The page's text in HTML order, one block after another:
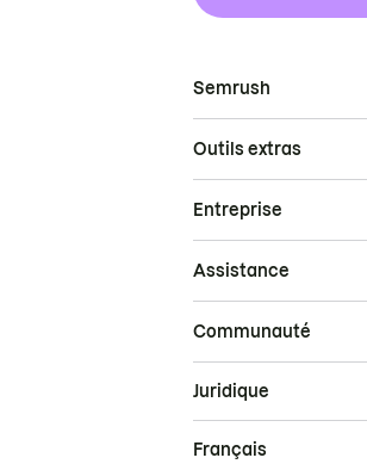
Semrush
Outils extras
Entreprise
Assistance
Communauté
Juridique
Français